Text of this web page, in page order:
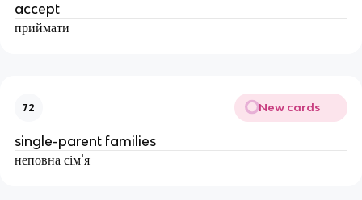
accept
приймати
72 New cards
single-parent families
неповна сім'я